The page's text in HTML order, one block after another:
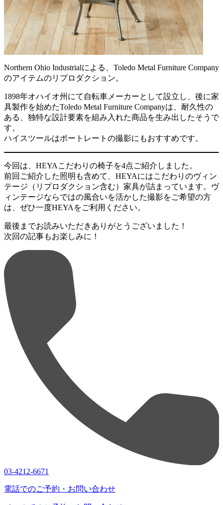
Northern Ohio Industrialによる、Toledo Metal Furniture Company
のアイテムのリプロダクション。
1898年オハイオ州にて自転車メーカーとして設立し、後に家
具製作を始めたToledo Metal Furniture Companyは、耐久性の
ある、独特な設計要素を組み入れた商品を生み出したそうで
す。
ハイスツールはポートレートの撮影にもおすすめです。
今回は、HEYAこだわりの椅子を4点ご紹介しました。
前回ご紹介した照明も含めて、HEYAにはこだわりのヴィン
テージ（リプロダクション含む）家具が詰まっています。ヴ
ィンテージならではの風合いを活かした撮影をご希望の方
は、ぜひ一度HEYAをご利用ください。
最後までお読みいただきありがとうございました！
次回の記事もお楽しみに！
03-4212-6671
電話でのご予約・お問い合わせ